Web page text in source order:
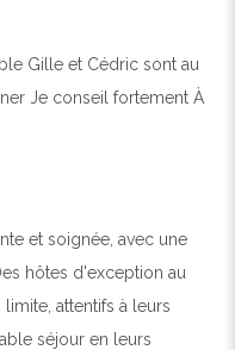
Gille et Cédric sont au
Je conseil fortement À
et soignée, avec une
hôtes d'exception au
attentifs à leurs
séjour en leurs